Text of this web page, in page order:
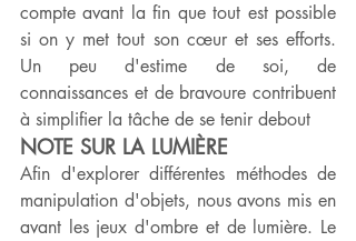
compte avant la fin que tout est possible
si on y met tout son cœur et ses efforts.
Un peu d'estime de soi, de
connaissances et de bravoure contribuent
à simplifier la tâche de se tenir debout
NOTE SUR LA LUMIÈRE
Afin d'explorer différentes méthodes de
manipulation d'objets, nous avons mis en
avant les jeux d'ombre et de lumière. Le